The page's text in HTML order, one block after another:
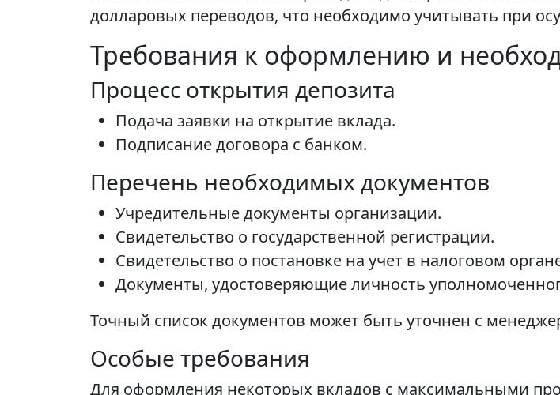
долларовых переводов, что необходимо учитывать при
Требования к оформлению и
Процесс открытия депозита
Подача заявки на открытие вклада.
Подписание договора с банком.
Перечень необходимых документов
Учредительные документы организации.
Свидетельство о государственной регистрации.
Свидетельство о постановке на учет в налоговом
Документы, удостоверяющие личность
Точный список документов может быть уточнен с
Особые требования
Для оформления некоторых вкладов с максимальными